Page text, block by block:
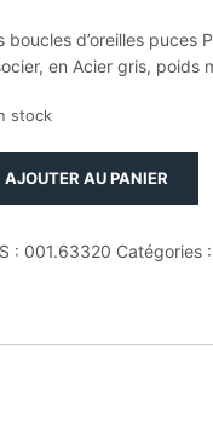
boucles d’oreilles puces
en Acier gris, poids
stock
AJOUTER AU PANIER
: 001.63320 Catégories :